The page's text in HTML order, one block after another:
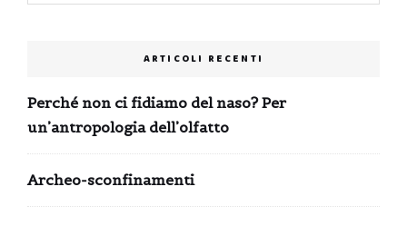
ARTICOLI RECENTI
Perché non ci fidiamo del naso? Per
un’antropologia dell’olfatto
Archeo-sconfinamenti